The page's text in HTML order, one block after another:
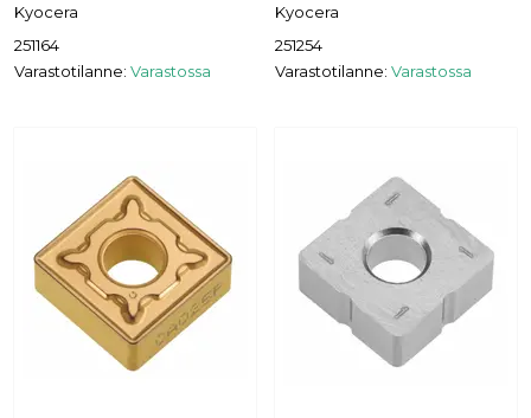
Kyocera
251164
Varastotilanne: Varastossa
Kyocera
251254
Varastotilanne: Varastossa